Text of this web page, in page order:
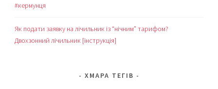
#кермунця
Як подати заявку на лічильник із “нічним” тарифом?
Двохзонний лічильник [інструкція]
ХМАРА ТЕГІВ